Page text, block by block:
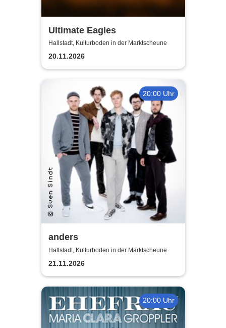
Ultimate Eagles
Hallstadt, Kulturboden in der Marktscheune
20.11.2026
20:00 Uhr
anders
Hallstadt, Kulturboden in der Marktscheune
21.11.2026
20:00 Uhr